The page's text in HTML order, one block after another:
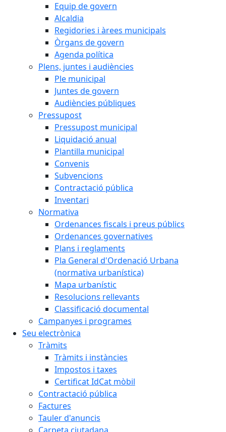
Equip de govern
Alcaldia
Regidories i àrees municipals
Òrgans de govern
Agenda política
Plens, juntes i audiències
Ple municipal
Juntes de govern
Audiències públiques
Pressupost
Pressupost municipal
Liquidació anual
Plantilla municipal
Convenis
Subvencions
Contractació pública
Inventari
Normativa
Ordenances fiscals i preus públics
Ordenances governatives
Plans i reglaments
Pla General d'Ordenació Urbana
(normativa urbanística)
Mapa urbanístic
Resolucions rellevants
Classificació documental
Campanyes i programes
Seu electrònica
Tràmits
Tràmits i instàncies
Impostos i taxes
Certificat IdCat mòbil
Contractació pública
Factures
Tauler d'anuncis